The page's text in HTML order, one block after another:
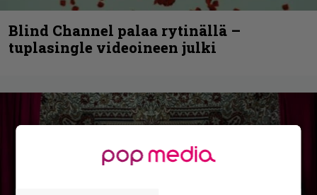
Blind Channel palaa rytinällä –
tuplasingle videoineen julki